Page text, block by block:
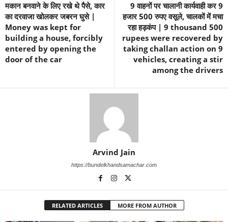
मकान बनवाने के लिए रखे थे पैसे, कार
का दरवाजा खोलकर जबरन घुसे |
Money was kept for
building a house, forcibly
entered by opening the
door of the car
9 वाहनों पर चालानी कार्यवाही कर 9
हजार 500 रुपए वसूले, चालकों में मचा
रहा हड़कंप | 9 thousand 500
rupees were recovered by
taking challan action on 9
vehicles, creating a stir
among the drivers
Arvind Jain
https://bundelkhandsamachar.com
RELATED ARTICLES MORE FROM AUTHOR